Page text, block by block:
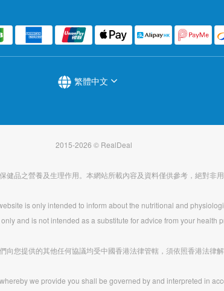
繁體中文
2015-2026 © RealDeal
健品之營養及生理作用。本網站所載內容及資料僅供參考，絕對非
is only intended to inform about the nutritional and
and is not intended as a substitute for advice from your health
向您提供的其他任何協議均受中國香港法律管轄，須依照香港法律解
we provide you shall be governed by and interpreted in